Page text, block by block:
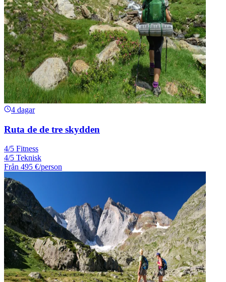
4 dagar
Ruta de de tre skydden
4/5 Fitness
4/5 Teknisk
Från 495 €/person